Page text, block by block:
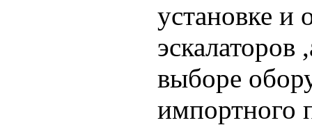
установке и
выборе
импортного